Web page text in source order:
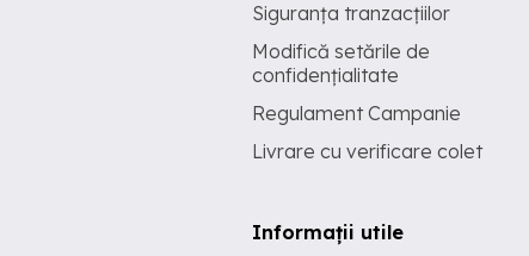
Siguranța tranzacțiilor
Modifică setările de
confidențialitate
Regulament Campanie
Livrare cu verificare colet
Informații utile